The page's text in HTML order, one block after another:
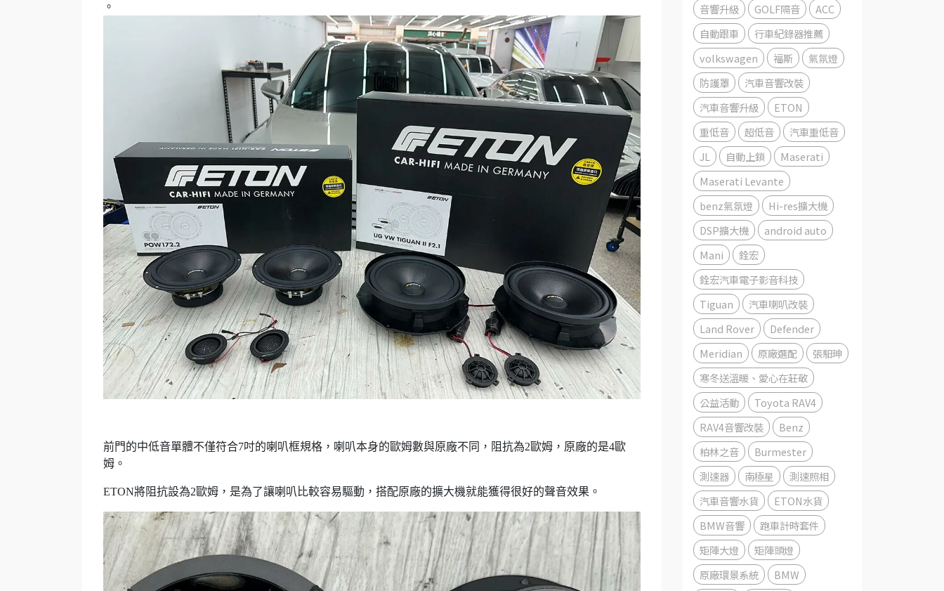
。
前門的中低音單體不僅符合7吋的喇叭框規格，喇叭本身的歐姆數與原廠不同，阻抗為2歐姆，原廠的是4歐
姆。
ETON將阻抗設為2歐姆，是為了讓喇叭比較容易驅動，搭配原廠的擴大機就能獲得很好的聲音效果。
音響升級
GOLF隔音
ACC
自動跟車
行車紀錄器推薦
volkswagen
福斯
氣氛燈
防護罩
汽車音響改裝
汽車音響升級
ETON
重低音
超低音
汽車重低音
JL
自動上鎖
Maserati
Maserati Levante
benz氣氛燈
Hi-res擴大機
DSP擴大機
android auto
Mani
銓宏
銓宏汽車電子影音科技
Tiguan
汽車喇叭改裝
Land Rover
Defender
Meridian
原廠選配
張馹珅
寒冬送溫暖、愛心在莊敬
公益活動
Toyota RAV4
RAV4音響改裝
Benz
柏林之音
Burmester
測速器
南極星
測速照相
汽車音響水貨
ETON水貨
BMW音響
跑車計時套件
矩陣大燈
矩陣頭燈
原廠環景系統
BMW